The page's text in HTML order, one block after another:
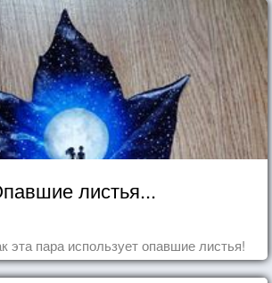
листья...
эта пара использует опавшие листья!